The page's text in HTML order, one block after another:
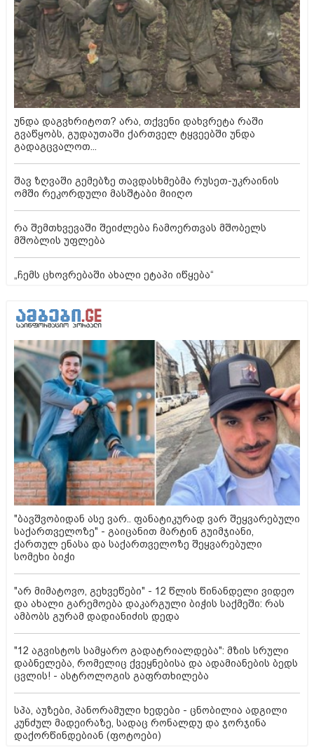
უნდა დაგვხრიტოთ? არა, თქვენი დახვრეტა რაში
გვაწყობს, გუდაუთაში ქართველ ტყვეებში უნდა
გადაგცვალოთ...
შავ ზღვაში გემებზე თავდასხმებმა რუსეთ-უკრაინის
ომში რეკორდული მასშტაბი მიიღო
რა შემთხვევაში შეიძლება ჩამოერთვას მშობელს
მშობლის უფლება
„ჩემს ცხოვრებაში ახალი ეტაპი იწყება“
"ბავშვობიდან ასე ვარ.. ფანატიკურად ვარ შეყვარებული
საქართველოზე" - გაიცანით მარტინ გუიმჯიანი,
ქართულ ენასა და საქართველოზე შეყვარებული
სომეხი ბიჭი
"არ მიმატოვო, გეხვეწები" - 12 წლის წინანდელი ვიდეო
და ახალი გარემოება დაკარგული ბიჭის საქმეში: რას
ამბობს გურამ დადიანიძის დედა
"12 აგვისტოს სამყარო გადატრიალდება": მზის სრული
დაბნელება, რომელიც ქვეყნებისა და ადამიანების ბედს
ცვლის! - ასტროლოგის გაფრთხილება
სპა, აუზები, პანორამული ხედები - ცნობილია ადგილი
კუნძულ მადეირაზე, სადაც რონალდუ და ჯორჯინა
დაქორწინდებიან (ფოტოები)